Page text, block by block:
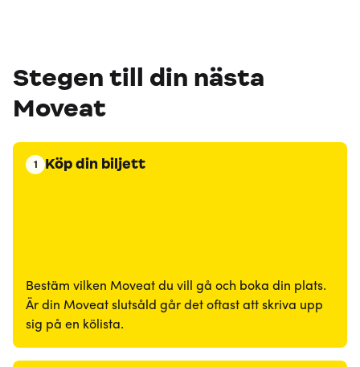
Stegen till din nästa
Moveat
1 Köp din biljett
Bestäm vilken Moveat du vill gå och boka din plats.
Är din Moveat slutsåld går det oftast att skriva upp
sig på en kölista.